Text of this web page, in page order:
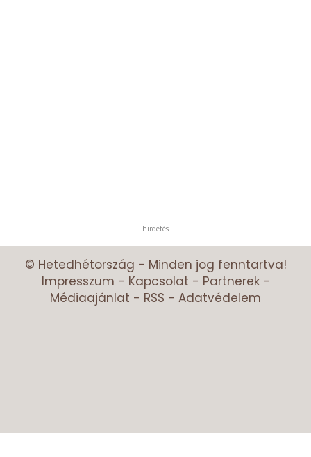
hirdetés
© Hetedhétország - Minden jog fenntartva!
Impresszum - Kapcsolat - Partnerek-
Médiaajánlat - RSS - Adatvédelem